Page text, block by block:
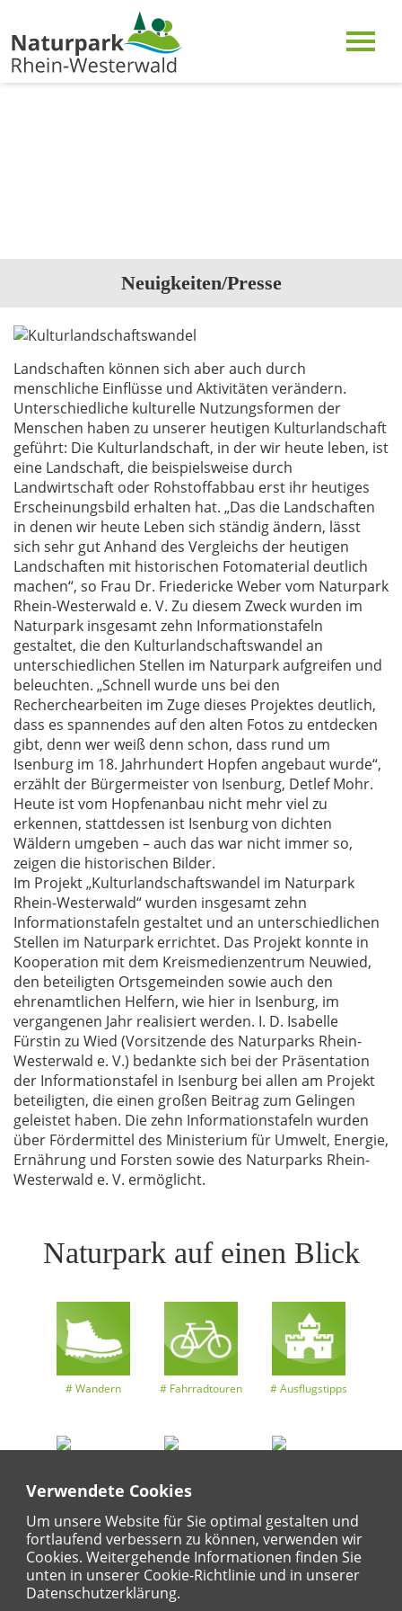
Verwendete Cookies
Um unsere Website für Sie optimal gestalten und
fortlaufend verbessern zu können, verwenden wir
Cookies. Weitergehende Informationen finden Sie
unten in unserer Cookie-Richtlinie und in unserer
Datenschutzerklärung.
Neuigkeiten/Presse
Landschaften können sich aber auch durch
menschliche Einflüsse und Aktivitäten verändern.
Unterschiedliche kulturelle Nutzungsformen der
Menschen haben zu unserer heutigen Kulturlandschaft
geführt: Die Kulturlandschaft, in der wir heute leben, ist
eine Landschaft, die beispielsweise durch
Landwirtschaft oder Rohstoffabbau erst ihr heutiges
Erscheinungsbild erhalten hat. „Das die Landschaften
in denen wir heute Leben sich ständig ändern, lässt
sich sehr gut Anhand des Vergleichs der heutigen
Landschaften mit historischen Fotomaterial deutlich
machen“, so Frau Dr. Friedericke Weber vom Naturpark
Rhein-Westerwald e. V. Zu diesem Zweck wurden im
Naturpark insgesamt zehn Informationstafeln
gestaltet, die den Kulturlandschaftswandel an
unterschiedlichen Stellen im Naturpark aufgreifen und
beleuchten. „Schnell wurde uns bei den
Recherchearbeiten im Zuge dieses Projektes deutlich,
dass es spannendes auf den alten Fotos zu entdecken
gibt, denn wer weiß denn schon, dass rund um
Isenburg im 18. Jahrhundert Hopfen angebaut wurde“,
erzählt der Bürgermeister von Isenburg, Detlef Mohr.
Heute ist vom Hopfenanbau nicht mehr viel zu
erkennen, stattdessen ist Isenburg von dichten
Wäldern umgeben – auch das war nicht immer so,
zeigen die historischen Bilder.
Im Projekt „Kulturlandschaftswandel im Naturpark
Rhein-Westerwald“ wurden insgesamt zehn
Informationstafeln gestaltet und an unterschiedlichen
Stellen im Naturpark errichtet. Das Projekt konnte in
Kooperation mit dem Kreismedienzentrum Neuwied,
den beteiligten Ortsgemeinden sowie auch den
ehrenamtlichen Helfern, wie hier in Isenburg, im
vergangenen Jahr realisiert werden. I. D. Isabelle
Fürstin zu Wied (Vorsitzende des Naturparks Rhein-
Westerwald e. V.) bedankte sich bei der Präsentation
der Informationstafel in Isenburg bei allen am Projekt
beteiligten, die einen großen Beitrag zum Gelingen
geleistet haben. Die zehn Informationstafeln wurden
über Fördermittel des Ministerium für Umwelt, Energie,
Ernährung und Forsten sowie des Naturparks Rhein-
Westerwald e. V. ermöglicht.
Naturpark auf einen Blick
Wandern Fahrradtouren Ausflugstipps
Entdeckertouren